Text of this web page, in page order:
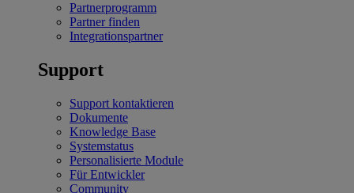
Partnerprogramm
Partner finden
Integrationspartner
Support
Support kontaktieren
Dokumente
Knowledge Base
Systemstatus
Personalisierte Module
Für Entwickler
Community